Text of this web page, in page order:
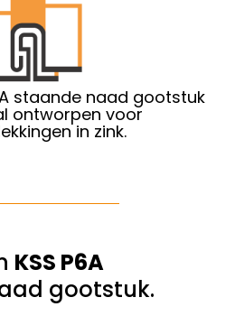
staande naad gootstuk
ontworpen voor
in zink.
KSS P6A
gootstuk.